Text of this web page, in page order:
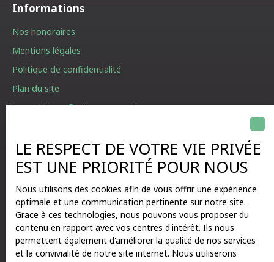
Informations
Nos honoraires
Mentions légales
Politique de confidentialité
Plan du site
immodvisor - Partagez vos avis
Propulsé par
01 87 205 208
LE RESPECT DE VOTRE VIE PRIVÉE
EST UNE PRIORITÉ POUR NOUS
Nous utilisons des cookies afin de vous offrir une expérience
optimale et une communication pertinente sur notre site.
Grace à ces technologies, nous pouvons vous proposer du
contenu en rapport avec vos centres d'intérêt. Ils nous
permettent également d'améliorer la qualité de nos services
et la convivialité de notre site internet. Nous utiliserons